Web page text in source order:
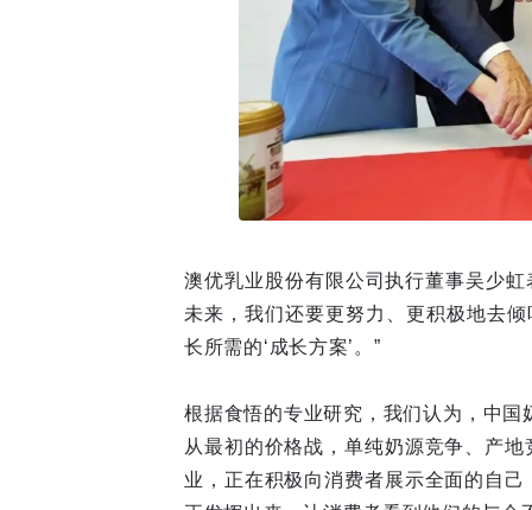
澳优乳业股份有限公司执行董事吴少虹
未来，我们还要更努力、更积极地去
长所需的‘成长方案’。”
根据食悟的专业研究，我们认为，中
从最初的价格战，单纯奶源竞争、产
业，正在积极向消费者展示全面的自